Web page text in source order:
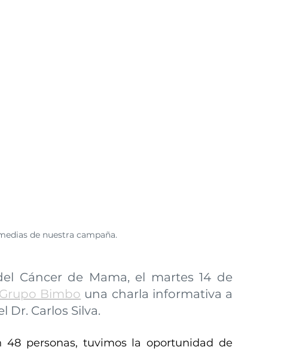
de nuestra campaña.
Cáncer de Mama, el martes 14 de
Grupo Bimbo una charla informativa a
Dr. Carlos Silva.
personas, tuvimos la oportunidad de